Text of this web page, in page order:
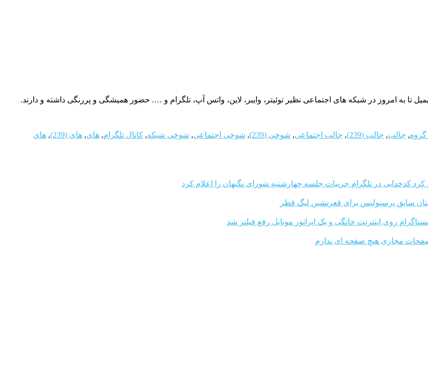
گروه, جالب, جالب (239) , جالب اجتماعی, شوخی (239) , شوخی اجتماعی, شوخی شبکه, کانال تلگرام, های, های (239) , های
کدخدایی در تلگرام جزییات جلسه چهارشنبه شورای نگبهان را اعلام کرد
سابق پرسپولیس برای قعرنشین لیگ قطر
روی اینترنت خانگی و یک اپراتور موبایل رفع فیلتر شد
مجازی هیچ صفحه ای ندارم